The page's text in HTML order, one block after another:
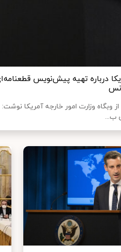
درباره تهیه پیش‌نویس
از وبگاه وزارت امور خارجه آمریکا
ب...